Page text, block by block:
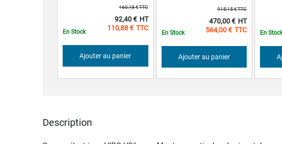
Description
En Stock
Prix
Spécial
110,88 €
92,40 €
160,18 €
Ajouter au panier
En Stock
Prix
Spécial
564,00 €
470,00 €
915,15 €
Ajouter au panier
En